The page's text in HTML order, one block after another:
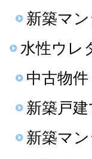
新築マ
水性ウレ
中古物
新築戸建
新築マ